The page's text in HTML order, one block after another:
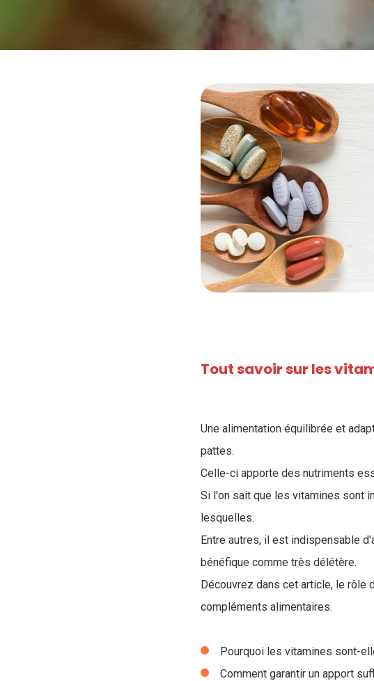
Tout savoir sur les
Une alimentation équilibrée et
pattes.
Celle-ci apporte des nutriments
Si l'on sait que les vitamines sont
lesquelles.
Entre autres, il est indispensable
bénéfique comme très délétère.
Découvrez dans cet article, le rôle
compléments alimentaires.
Pourquoi les vitamines sont-
Comment garantir un apport